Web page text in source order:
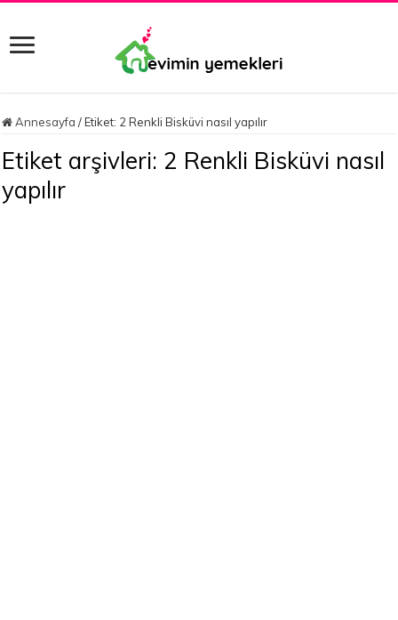
Annesayfa / Etiket: 2 Renkli Bisküvi nasıl yapılır
Etiket arşivleri: 2 Renkli Bisküvi nasıl
yapılır